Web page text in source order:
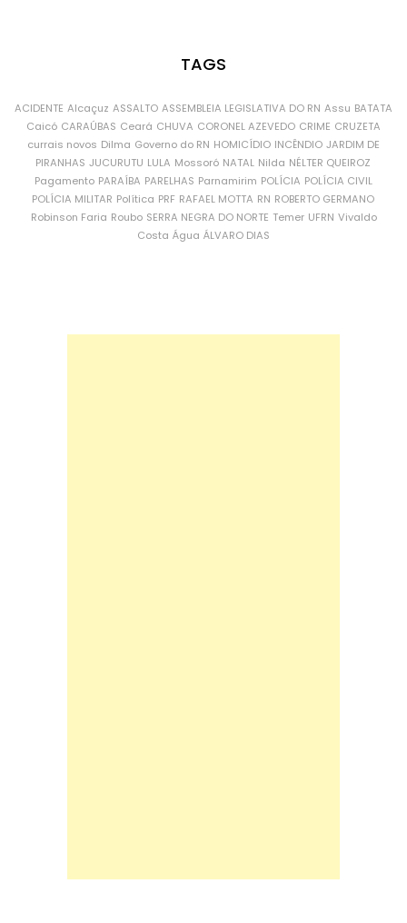
TAGS
ACIDENTE Alcaçuz ASSALTO ASSEMBLEIA LEGISLATIVA DO RN Assu BATATA
Caicó CARAÚBAS Ceará CHUVA CORONEL AZEVEDO CRIME CRUZETA
currais novos Dilma Governo do RN HOMICÍDIO INCÊNDIO JARDIM DE
PIRANHAS JUCURUTU LULA Mossoró NATAL Nilda NÉLTER QUEIROZ
Pagamento PARAÍBA PARELHAS Parnamirim POLÍCIA POLÍCIA CIVIL
POLÍCIA MILITAR Política PRF RAFAEL MOTTA RN ROBERTO GERMANO
Robinson Faria Roubo SERRA NEGRA DO NORTE Temer UFRN Vivaldo
Costa Água ÁLVARO DIAS